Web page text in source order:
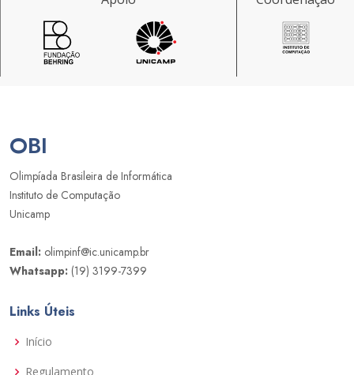
OBI
Olimpíada Brasileira de Informática
Instituto de Computação
Unicamp
Email: olimpinf@ic.unicamp.br
Whatsapp: (19) 3199-7399
Links Úteis
Início
Regulamento